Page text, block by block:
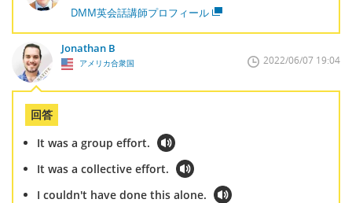
DMM英会話講師プロフィール
Jonathan B
アメリカ合衆国 2022/06/07 19:04
回答
It was a group effort.
It was a collective effort.
I couldn't have done this alone.